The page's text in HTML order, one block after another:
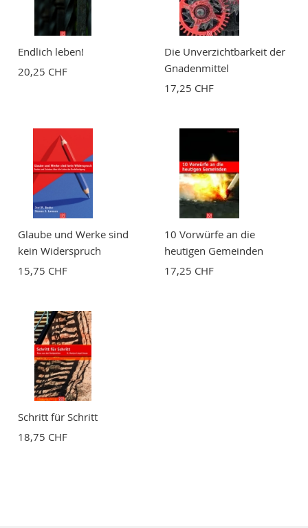
Bewertung
Endlich leben!
20,25 CHF
Die Unverzichtbarkeit der
Gnadenmittel
17,25 CHF
Glaube und Werke sind
kein Widerspruch
15,75 CHF
10 Vorwürfe an die
heutigen Gemeinden
17,25 CHF
Schritt für Schritt
18,75 CHF